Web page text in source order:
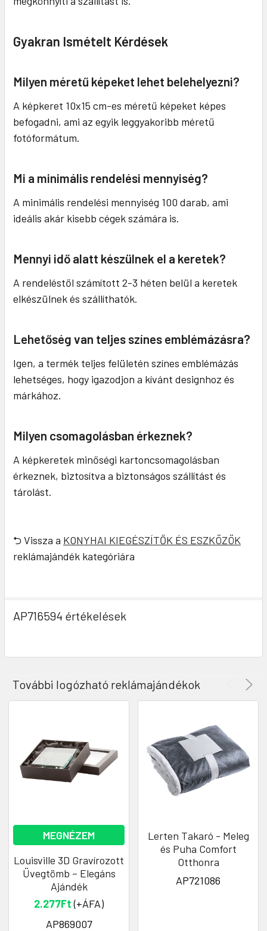
Gyakran Ismételt Kérdések
Milyen méretű képeket lehet belehelyezni?
A képkeret 10x15 cm-es méretű képeket képes
befogadni, ami az egyik leggyakoribb méretű
fotóformátum.
Mi a minimális rendelési mennyiség?
A minimális rendelési mennyiség 100 darab, ami
ideális akár kisebb cégek számára is.
Mennyi idő alatt készülnek el a keretek?
A rendeléstől számított 2-3 héten belül a keretek
elkészülnek és szállíthatók.
Lehetőség van teljes színes emblémázásra?
Igen, a termék teljes felületén színes emblémázás
lehetséges, hogy igazodjon a kívánt designhoz és
márkához.
Milyen csomagolásban érkeznek?
A képkeretek minőségi kartoncsomagolásban
érkeznek, biztosítva a biztonságos szállítást és
tárolást.
⮌ Vissza a KONYHAI KIEGÉSZÍTŐK ÉS ESZKÖZÖK
reklámajándék kategóriára
AP716594 értékelések
További logózható reklámajándékok
MEGNÉZEM
Louisville 3D Gravírozott
Üvegtömb – Elegáns
Ajándék
2.277Ft(+ÁFA)
AP869007
Lerten Takaró - Meleg
és Puha Comfort
Otthonra
AP721086